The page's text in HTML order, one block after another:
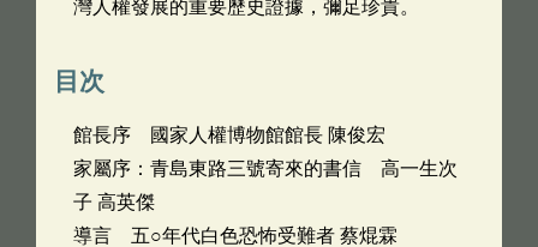
灣人權發展的重要歷史證據，彌足珍貴。
目次
館長序 國家人權博物館館長 陳俊宏
家屬序：青島東路三號寄來的書信 高一生次
子 高英傑
導言 五○年代白色恐怖受難者 蔡焜霖